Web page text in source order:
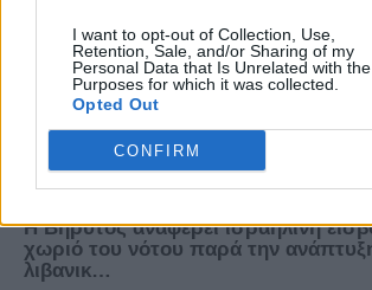
I want to opt-out of Collection, Use,
Retention, Sale, and/or Sharing of my
Personal Data that Is Unrelated with the
Purposes for which it was collected.
Opted Out
CONFIRM